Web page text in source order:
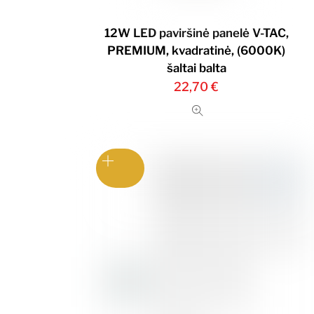
12W LED paviršinė panelė V-TAC,
PREMIUM, kvadratinė, (6000K)
šaltai balta
22,70€